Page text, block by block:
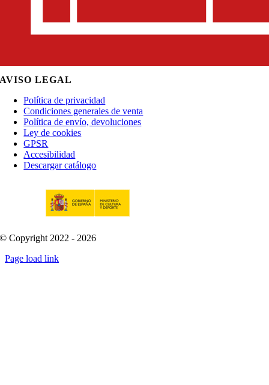
AVISO LEGAL
Política de privacidad
Condiciones generales de venta
Política de envío, devoluciones
Ley de cookies
GPSR
Accesibilidad
Descargar catálogo
© Copyright 2022 - 2026
Page load link